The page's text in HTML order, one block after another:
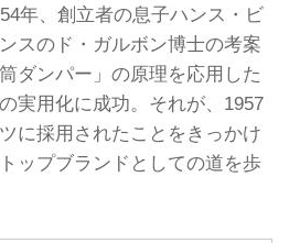
年、創立者の息子ハンス・ビ
スのド・ガルボン博士の考案
ダンパー」の原理を応用した
実用化に成功。それが、1957
に採用されたことをきっかけ
ップブランドとしての道を歩